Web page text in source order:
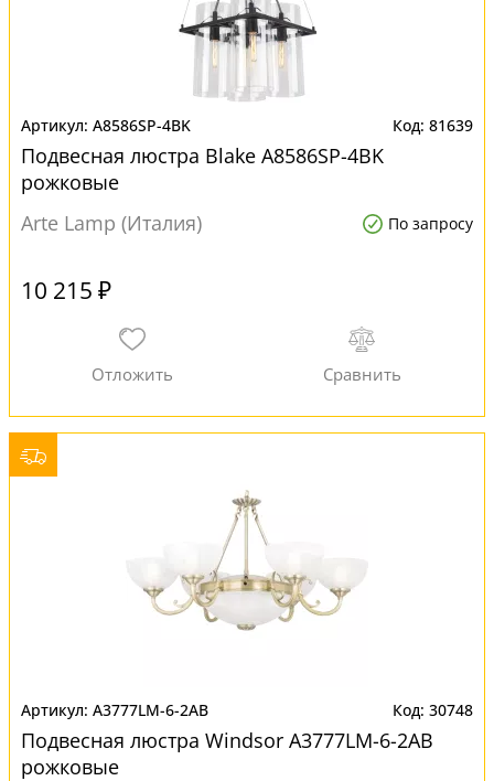
A8586SP-4BK 81639
Подвесная люстра Blake A8586SP-4BK
рожковые
Arte Lamp (Италия)
По запросу
10 215 ₽
A3777LM-6-2AB 30748
Подвесная люстра Windsor A3777LM-6-2AB
рожковые